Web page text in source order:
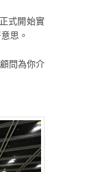
式開始實
思。
問為你介